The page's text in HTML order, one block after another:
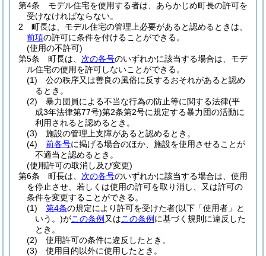
第4条
モデル住宅を使用する者は、あらかじめ町長の許可を
受けなければならない。
2
町長は、モデル住宅の管理上必要があると認めるときは、
前項の許可に条件を付けることができる。
(使用の不許可)
第5条
町長は、 次の各号のいずれかに該当する場合は、モデ
ル住宅の使用を許可しないことができる。
(1)
公の秩序又は善良の風俗に反するおそれがあると認め
るとき。
(2)
暴力団員による不当な行為の防止等に関する法律(平
成3年法律第77号)第2条第2号に規定する暴力団の活動に
利用されると認めるとき。
(3)
施設の管理上支障があると認めるとき。
(4)
前各号に掲げる場合のほか、施設を使用させることが
不適当と認めるとき。
(使用許可の取消し及び変更)
第6条
町長は、 次の各号のいずれかに該当する場合は、使用
を停止させ、若しくは使用の許可を取り消し、又は許可の
条件を変更することができる。
(1)
第4条の規定により許可を受けた者(以下「使用者」と
いう。)がこの条例 又はこの条例 に基づく規則に違反した
とき。
(2)
使用許可の条件に違反したとき。
(3)
使用目的以外に使用したとき。